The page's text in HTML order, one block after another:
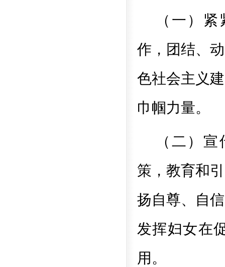
（一）
作，团结、
色社会主义
巾帼力量。
（二）
策，教育和
扬自尊、自
发挥妇女在
用。